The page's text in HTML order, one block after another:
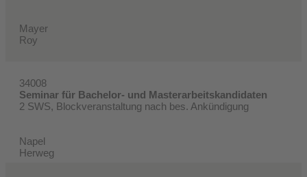
Mayer
​Roy
34008
Seminar für Bachelor- und Masterarbeitskandidaten
2 SWS, Blockveranstaltung nach bes. Ankündigung
Napel
Herweg